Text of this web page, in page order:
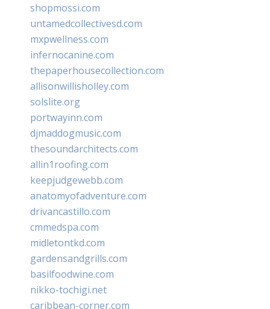
shopmossi.com
untamedcollectivesd.com
mxpwellness.com
infernocanine.com
thepaperhousecollection.com
allisonwillisholley.com
solslite.org
portwayinn.com
djmaddogmusic.com
thesoundarchitects.com
allin1roofing.com
keepjudgewebb.com
anatomyofadventure.com
drivancastillo.com
cmmedspa.com
midletontkd.com
gardensandgrills.com
basilfoodwine.com
nikko-tochigi.net
caribbean-corner.com